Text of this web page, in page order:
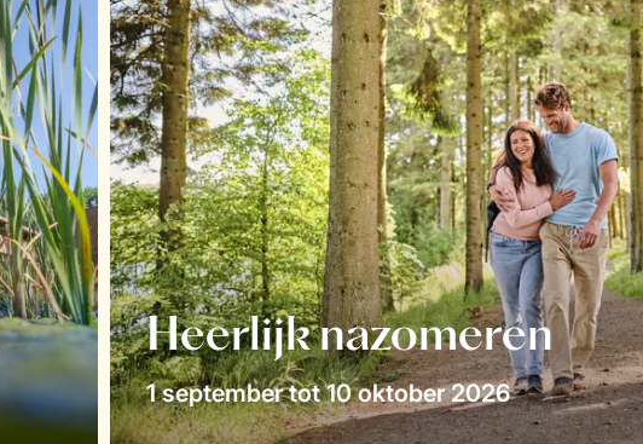
Heerlijk nazomeren
1 september tot 10 oktober 2026